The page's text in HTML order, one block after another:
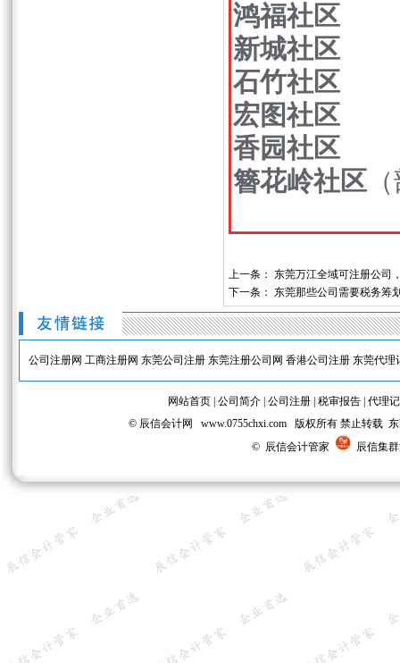
鸿福社区
新城社区
石竹社区
宏图社区
香园社区
簪花岭社区（
上一条： 东莞万江全域可注册公司
下一条： 东莞那些公司需要税务筹
公司注册网 工商注册网 东莞公司注册 东莞注册公司网 香港公司注册 东莞代理
网站首页 公司简介 公司注册 税审报告 代理
© 辰信会计网 www.0755chxi.com 版权所有 禁止转载
© 辰信会计管家
辰信集